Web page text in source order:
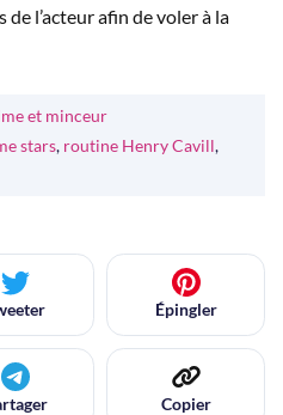
l’acteur afin de voler à la
et minceur
stars, routine Henry Cavill,
Épingler
Copier